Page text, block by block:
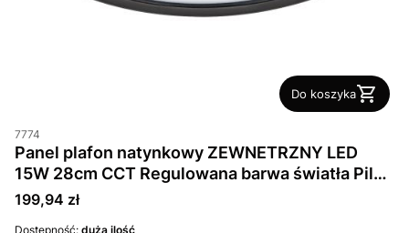
Do koszyka
7774
Panel plafon natynkowy ZEWNETRZNY LED
15W 28cm CCT Regulowana barwa światła Pilot
Cena
199,94 zł
Dostępność: duża ilość